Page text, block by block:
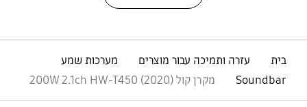
בית עזרה ותמיכה עבור מוצרים
מערכות שמע
Soundbar
מקרן קול 200W 2.1ch HW-T450 (2020)